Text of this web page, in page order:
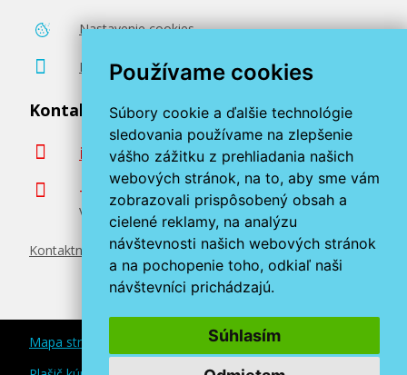
Používame cookies
Súbory cookie a ďalšie technológie
sledovania používame na zlepšenie
vášho zážitku z prehliadania našich
webových stránok, na to, aby sme vám
zobrazovali prispôsobený obsah a
cielené reklamy, na analýzu
návštevnosti našich webových stránok
a na pochopenie toho, odkiaľ naši
návštevníci prichádzajú.
Súhlasím
Nastavenie cookies
Poradenstvo zadarmo
Kontaktujte nás
info@miroluk.sk
+420 377 222 313
Volajte v pracovné dni od 8. do 17. hod.
Kontaktné údaje
Mapa stránok